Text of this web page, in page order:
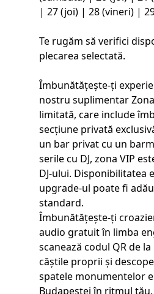
| 27 (joi) | 28 (vineri) |
Te rugăm să verifici
plecarea selectată.
Îmbunătățește-ți
nostru suplimentar
limitată, care include
secțiune privată
un bar privat cu un
serile cu DJ, zona VIP
DJ-ului. Disponibilitatea
upgrade-ul poate fi
standard.
Îmbunătățește-ți
audio gratuit în limba
scanează codul QR de
căștile proprii și
spatele monumentelor
Budapestei în ritmul